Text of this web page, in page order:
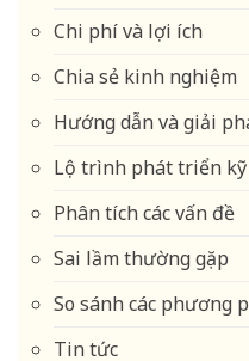
Chi phí và lợi ích
Chia sẻ kinh nghiệm
Hướng dẫn và giải
Lộ trình phát triển
Phân tích các vấn đề
Sai lầm thường gặp
So sánh các phương
Tin tức